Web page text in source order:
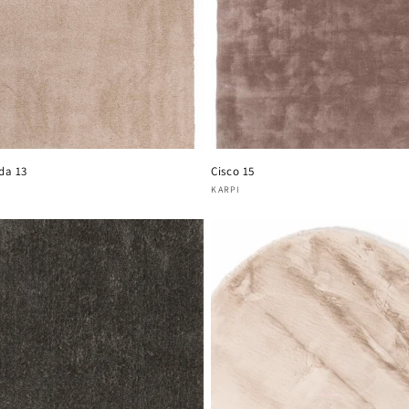
13 Cisco 15
Verkoper:
KARPI